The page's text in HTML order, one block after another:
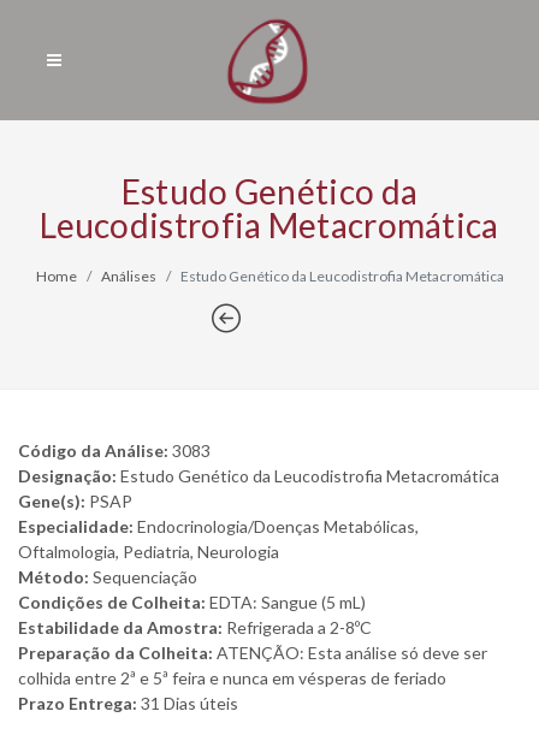
Estudo Genético da
Leucodistrofia Metacromática
Home Análises Estudo Genético da Leucodistrofia Metacromática
Código da Análise: 3083
Designação: Estudo Genético da Leucodistrofia Metacromática
Gene(s): PSAP
Especialidade: Endocrinologia/Doenças Metabólicas,
Oftalmologia, Pediatria, Neurologia
Método: Sequenciação
Condições de Colheita: EDTA: Sangue (5 mL)
Estabilidade da Amostra: Refrigerada a 2-8ºC
Preparação da Colheita: ATENÇÃO: Esta análise só deve ser
colhida entre 2ª e 5ª feira e nunca em vésperas de feriado
Prazo Entrega: 31 Dias úteis